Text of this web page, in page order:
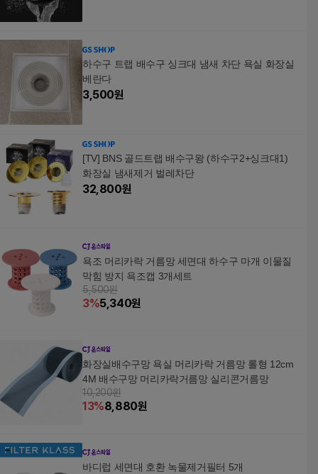
하수구 트랩 배수구 싱크대 냄새 차단 욕실 화장실
베란다
3,500원
[TV] BNS 골드트랩 배수구왕 (하수구2+싱크대1)
화장실 냄새제거 벌레차단
32,800원
욕조 머리카락 거름망 세면대 하수구 마개 이물질
막힘 방지 욕조캡 3개세트
5,500원
3%5,340원
화장실배수구망 욕실 머리카락 거름망 롤형 12cm
4M 배수구망 머리카락거름망 실리콘거름망
10,200원
13%8,880원
바디럽 세면대 호환 녹물제거필터 5개